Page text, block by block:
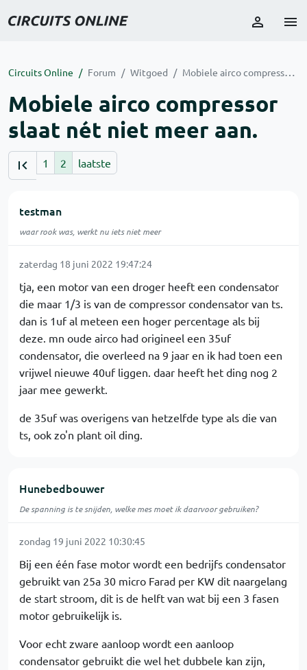
Circuits Online Forum Witgoed Mobiele airco compressor slaat nét niet meer aan.
Mobiele airco compressor
slaat nét niet meer aan.
1 2 laatste
testman
waar rook was, werkt nu iets niet meer
zaterdag 18 juni 2022 19:47:24
tja, een motor van een droger heeft een condensator
die maar 1/3 is van de compressor condensator van ts.
dan is 1uf al meteen een hoger percentage als bij
deze. mn oude airco had origineel een 35uf
condensator, die overleed na 9 jaar en ik had toen een
vrijwel nieuwe 40uf liggen. daar heeft het ding nog 2
jaar mee gewerkt.
de 35uf was overigens van hetzelfde type als die van
ts, ook zo'n plant oil ding.
Hunebedbouwer
De spanning is te snijden, welke mes moet ik daarvoor gebruiken?
zondag 19 juni 2022 10:30:45
Bij een één fase motor wordt een bedrijfs condensator
gebruikt van 25a 30 micro Farad per KW dit naargelang
de start stroom, dit is de helft van wat bij een 3 fasen
motor gebruikelijk is.
Voor echt zware aanloop wordt een aanloop
condensator gebruikt die wel het dubbele kan zijn,